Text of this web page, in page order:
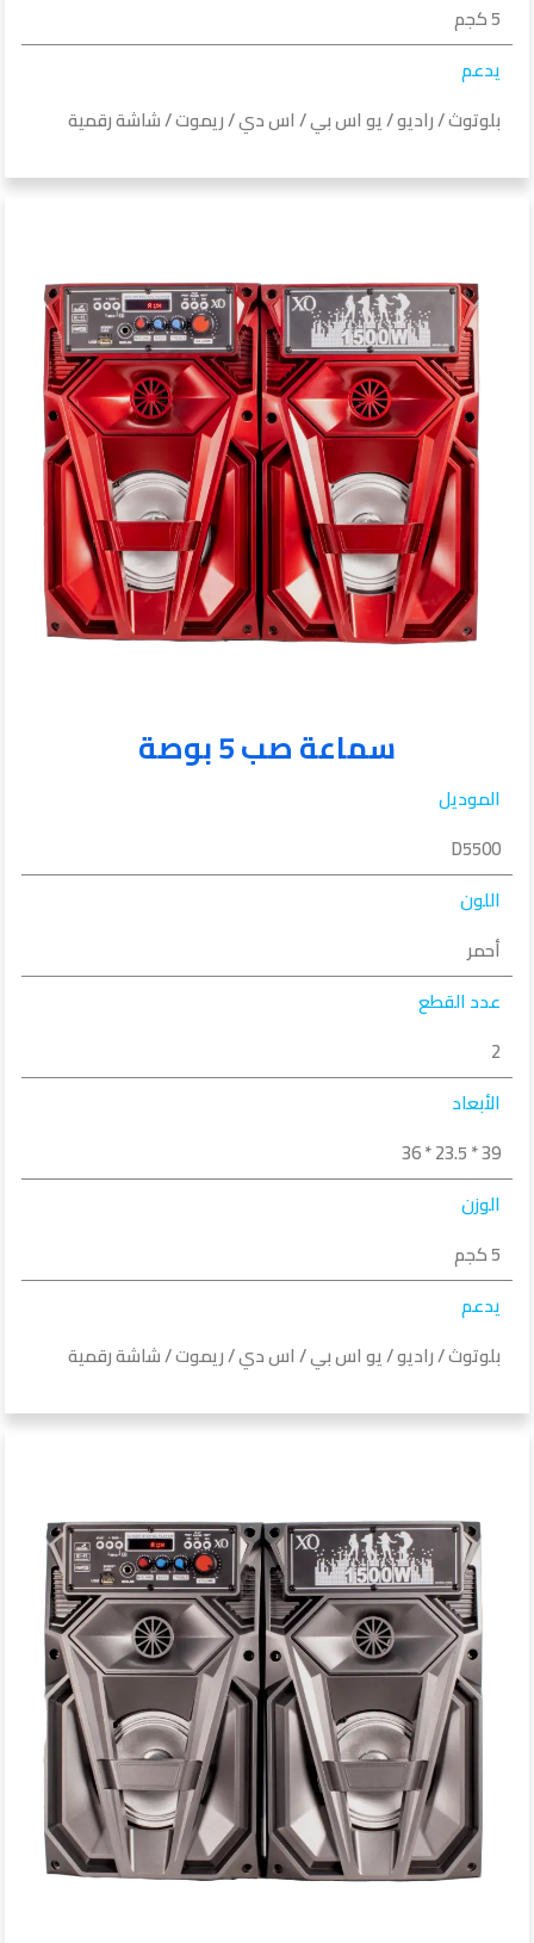
5 كجم
يدعم
بلوتوث / راديو / يو اس بي / اس دي / ريموت / شاشة رقمية
سماعة صب 5 بوصة
الموديل
D5500
اللون
أحمر
عدد القطع
2
الأبعاد
39 * 23.5 * 36
الوزن
5 كجم
يدعم
بلوتوث / راديو / يو اس بي / اس دي / ريموت / شاشة رقمية